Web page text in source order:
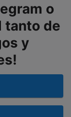
o
tanto de
y